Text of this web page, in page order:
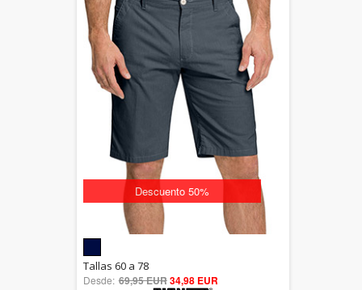
Descuento 50%
out of 5
Tallas 60 a 78
Desde: 69,95 EUR34,98 EUR